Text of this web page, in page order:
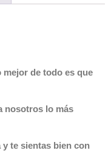
mejor de todo es que
nosotros lo más
te sientas bien con